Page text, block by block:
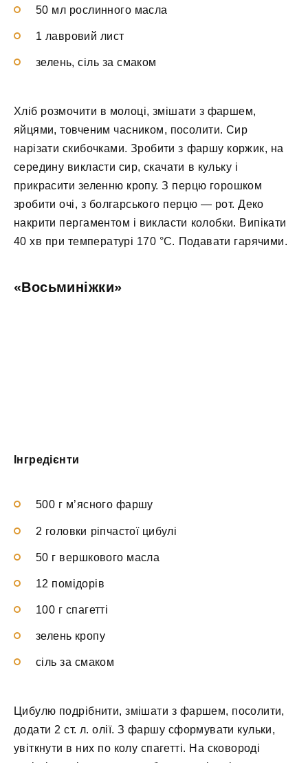
50 мл рослинного масла
1 лавровий лист
зелень, сіль за смаком
Хліб розмочити в молоці, змішати з фаршем,
яйцями, товченим часником, посолити. Сир
нарізати скибочками. Зробити з фаршу коржик, на
середину викласти сир, скачати в кульку і
прикрасити зеленню кропу. З перцю горошком
зробити очі, з болгарського перцю — рот. Деко
накрити пергаментом і викласти колобки. Випікати
40 хв при температурі 170 °C. Подавати гарячими.
«Восьминіжки»
Інгредієнти
500 г м’ясного фаршу
2 головки ріпчастої цибулі
50 г вершкового масла
12 помідорів
100 г спагетті
зелень кропу
сіль за смаком
Цибулю подрібнити, змішати з фаршем, посолити,
додати 2 ст. л. олії. З фаршу сформувати кульки,
увіткнути в них по колу спагетті. На сковороді